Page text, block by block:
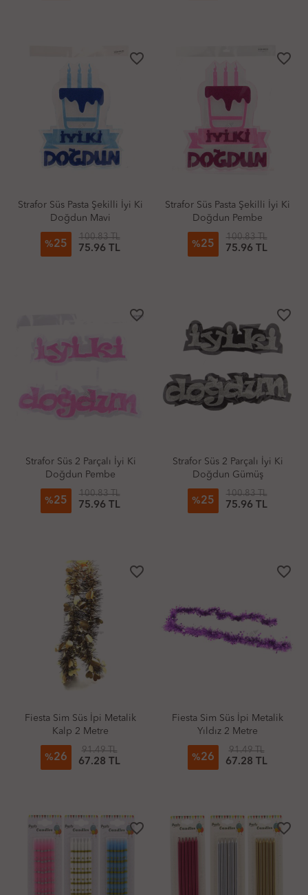
favorite_border
Strafor Süs Pasta Şekilli İyi Ki
Doğdun Mavi
%25
100.83 TL
75.96 TL
favorite_border
Strafor Süs Pasta Şekilli İyi Ki
Doğdun Pembe
%25
100.83 TL
75.96 TL
favorite_border
Strafor Süs 2 Parçalı İyi Ki
Doğdun Pembe
%25
100.83 TL
75.96 TL
favorite_border
Strafor Süs 2 Parçalı İyi Ki
Doğdun Gümüş
%25
100.83 TL
75.96 TL
favorite_border
Fiesta Sim Süs İpi Metalik
Kalp 2 Metre
%26
91.49 TL
67.28 TL
favorite_border
Fiesta Sim Süs İpi Metalik
Yıldız 2 Metre
%26
91.49 TL
67.28 TL
favorite_border favorite_border